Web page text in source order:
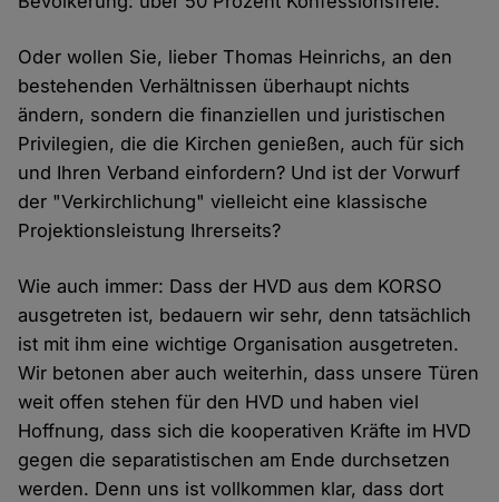
Oder wollen Sie, lieber Thomas Heinrichs, an den
bestehenden Verhältnissen überhaupt nichts
ändern, sondern die finanziellen und juristischen
Privilegien, die die Kirchen genießen, auch für sich
und Ihren Verband einfordern? Und ist der Vorwurf
der "Verkirchlichung" vielleicht eine klassische
Projektionsleistung Ihrerseits?
Wie auch immer: Dass der HVD aus dem KORSO
ausgetreten ist, bedauern wir sehr, denn tatsächlich
ist mit ihm eine wichtige Organisation ausgetreten.
Wir betonen aber auch weiterhin, dass unsere Türen
weit offen stehen für den HVD und haben viel
Hoffnung, dass sich die kooperativen Kräfte im HVD
gegen die separatistischen am Ende durchsetzen
werden. Denn uns ist vollkommen klar, dass dort